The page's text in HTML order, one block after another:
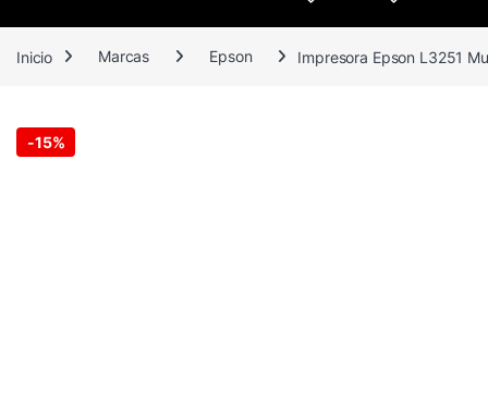
Inicio Marcas Epson Impresora Epson L3251
-15%